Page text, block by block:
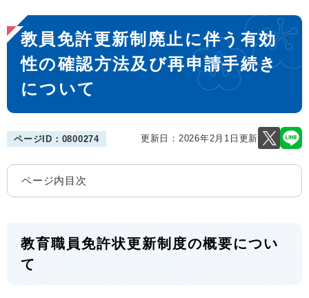
本
文
教員免許更新制廃止に伴う有効
性の確認方法及び再申請手続き
について
ページID：0800274 更新日：2026年2月1日更新
ページ内目次
教育職員免許状更新制度の概要につい
て